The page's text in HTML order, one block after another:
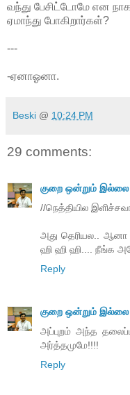
வந்து பேசிட்டோமே என
ஏமாந்து போகிறார்கள்?
---
-ஏனாஓனா.
Beski @ 10:24 PM
29 comments:
குறை ஒன்றும்
//நெத்தியில
அது தெரியல.. ஆனா
ஹி ஹி ஹி.... நீங்க
Reply
குறை ஒன்றும்
அப்புறம் அந்த
அர்த்தமுமே!!!!
Reply